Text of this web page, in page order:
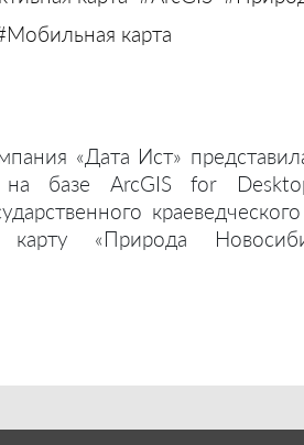
карта
«Дата Ист»
на базе ArcGIS for
«Природа